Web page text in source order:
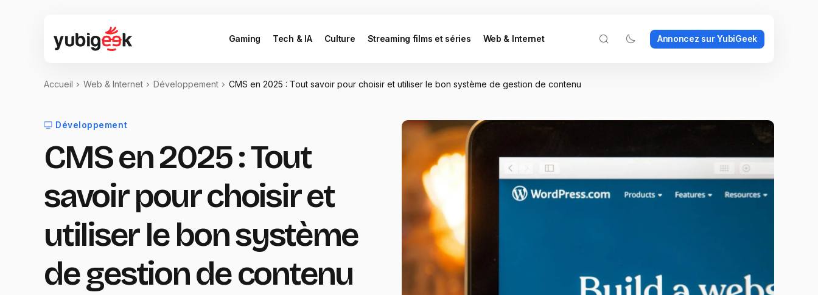
Gaming Tech & IA Culture Streaming films et séries Web & Internet Annoncez sur YubiGeek
Accueil Web & Internet Développement CMS en 2025 : Tout savoir pour choisir et utiliser le bon système de gestion de contenu
Développement
CMS en 2025 : Tout
savoir pour choisir et
utiliser le bon système
de gestion de contenu